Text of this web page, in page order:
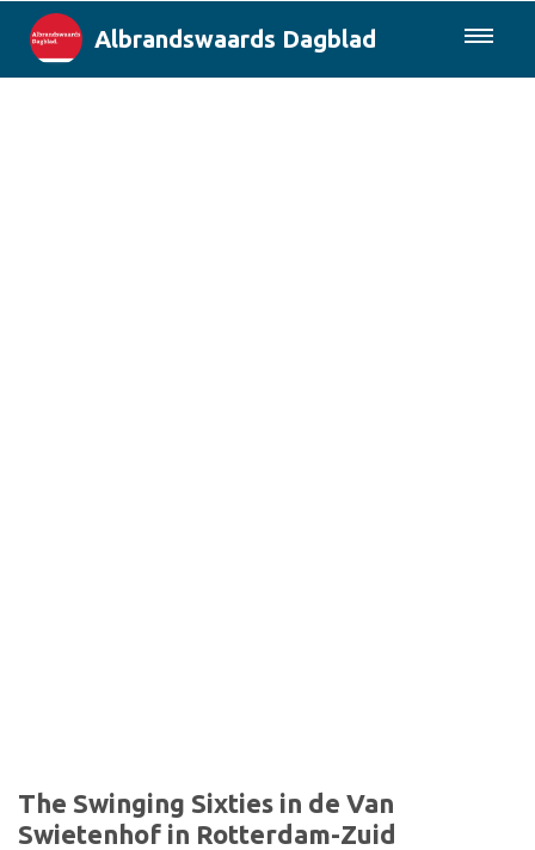
Albrandswaards Dagblad
The Swinging Sixties in de Van
Swietenhof in Rotterdam-Zuid